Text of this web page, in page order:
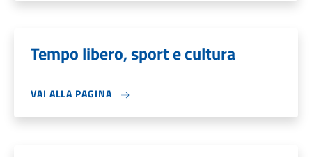
Tempo libero, sport e cultura
VAI ALLA PAGINA